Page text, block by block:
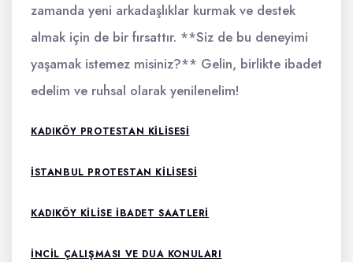
zamanda yeni arkadaşlıklar kurmak ve destek
almak için de bir fırsattır. **Siz de bu deneyimi
yaşamak istemez misiniz?** Gelin, birlikte ibadet
edelim ve ruhsal olarak yenilenelim!
KADIKÖY PROTESTAN KILISESI
ISTANBUL PROTESTAN KILISESI
KADIKÖY KILISE IBADET SAATLERI
INCIL ÇALIŞMASI VE DUA KONULARI